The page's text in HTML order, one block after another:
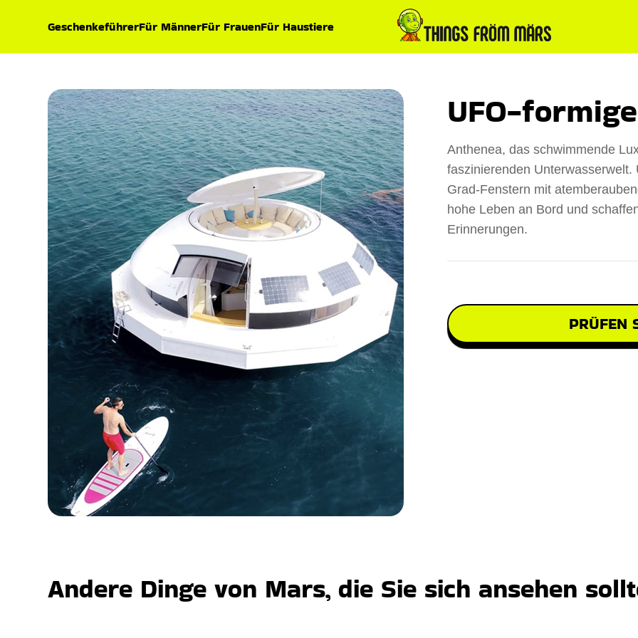
GeschenkeführerFür MännerFür FrauenFür Haustiere
UFO-
Anthenea, das schwimmende
faszinierenden
Grad-Fenstern mit
hohe Leben an Bord und
Erinnerungen.
PRÜFEN
Andere Dinge von Mars, die Sie sich ansehen